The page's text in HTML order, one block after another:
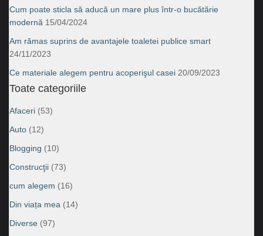
Cum poate sticla să aducă un mare plus într-o bucătărie
modernă 15/04/2024
Am rămas suprins de avantajele toaletei publice smart
24/11/2023
Ce materiale alegem pentru acoperişul casei 20/09/2023
Toate categoriile
Afaceri (53)
Auto (12)
Blogging (10)
Construcţii (73)
cum alegem (16)
Din viața mea (14)
Diverse (97)